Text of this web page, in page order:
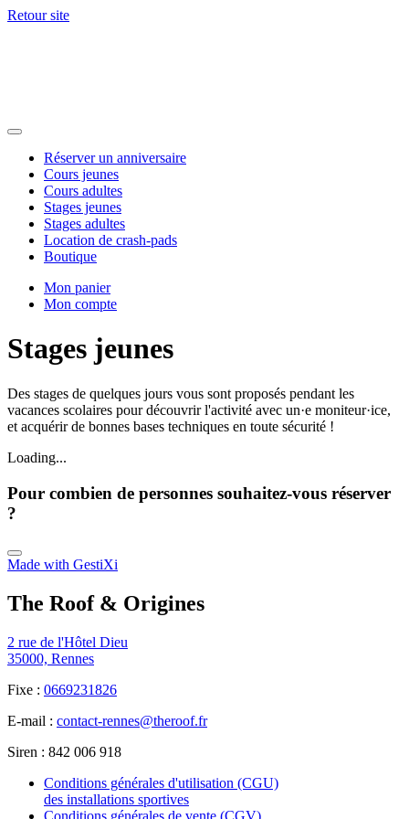
Retour site
Réserver un anniversaire
Cours jeunes
Cours adultes
Stages jeunes
Stages adultes
Location de crash-pads
Boutique
Mon panier
Mon compte
Stages jeunes
Des stages de quelques jours vous sont proposés pendant les
vacances scolaires pour découvrir l'activité avec un·e moniteur·ice,
et acquérir de bonnes bases techniques en toute sécurité !
Loading...
Pour combien de personnes souhaitez-vous réserver
?
Made with GestiXi
The Roof & Origines
2 rue de l'Hôtel Dieu
35000, Rennes
Fixe : 0669231826
E-mail : contact-rennes@theroof.fr
Siren : 842 006 918
Conditions générales d'utilisation (CGU)
des installations sportives